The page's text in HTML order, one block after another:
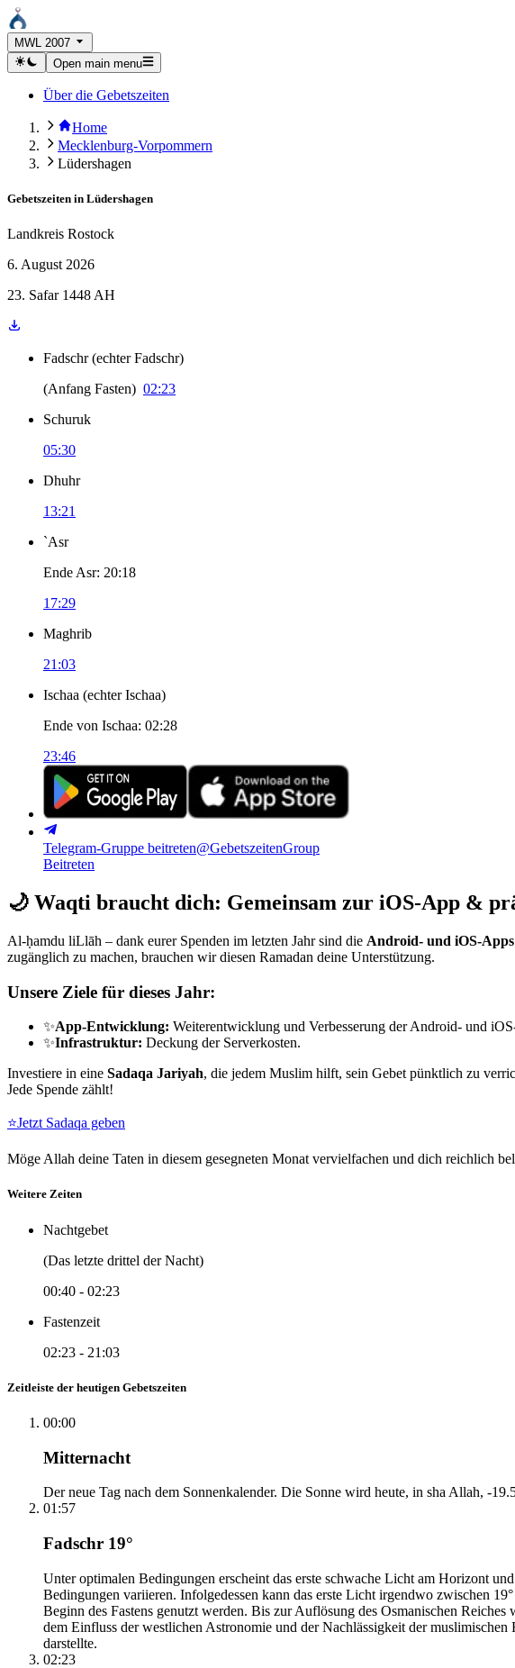
MWL 2007
Open main menu
Über die Gebetszeiten
Home
Mecklenburg-Vorpommern
Lüdershagen
Gebetszeiten in Lüdershagen
Landkreis Rostock
6. August 2026
23. Safar 1448 AH
Fadschr (echter Fadschr)
(Anfang Fasten) 02:23
Schuruk
05:30
Dhuhr
13:21
`Asr
Ende Asr: 20:18
17:29
Maghrib
21:03
Ischaa (echter Ischaa)
Ende von Ischaa: 02:28
23:46
Telegram-Gruppe beitreten@GebetszeitenGroup
Beitreten
🌙 Waqti braucht dich: Gemeinsam zur iOS-App &
Al-ḥamdu liLlāh – dank eurer Spenden im letzten Jahr sind die Android- und iOS-Apps
zugänglich zu machen, brauchen wir diesen Ramadan deine Unterstützung.
Unsere Ziele für dieses Jahr:
✨App-Entwicklung: Weiterentwicklung und Verbesserung der Android- und
✨Infrastruktur: Deckung der Serverkosten.
Investiere in eine Sadaqa Jariyah, die jedem Muslim hilft, sein Gebet pünktlich zu
Jede Spende zählt!
⭐Jetzt Sadaqa geben
Möge Allah deine Taten in diesem gesegneten Monat vervielfachen und dich reichlich
Weitere Zeiten
Nachtgebet
(Das letzte drittel der Nacht)
00:40 - 02:23
Fastenzeit
02:23 - 21:03
Zeitleiste der heutigen Gebetszeiten
00:00
Mitternacht
Der neue Tag nach dem Sonnenkalender. Die Sonne wird heute, in sha Allah, -
01:57
Fadschr 19°
Unter optimalen Bedingungen erscheint das erste schwache Licht am Horizont
Bedingungen variieren. Infolgedessen kann das erste Licht irgendwo zwischen
Beginn des Fastens genutzt werden. Bis zur Auflösung des Osmanischen
dem Einfluss der westlichen Astronomie und der Nachlässigkeit der
darstellte.
02:23